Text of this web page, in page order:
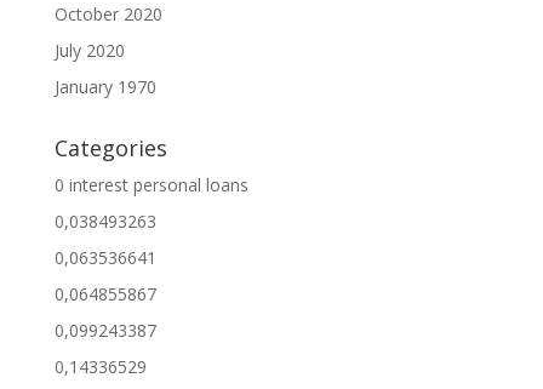
October 2020
July 2020
January 1970
Categories
0 interest personal loans
0,038493263
0,063536641
0,064855867
0,099243387
0,14336529